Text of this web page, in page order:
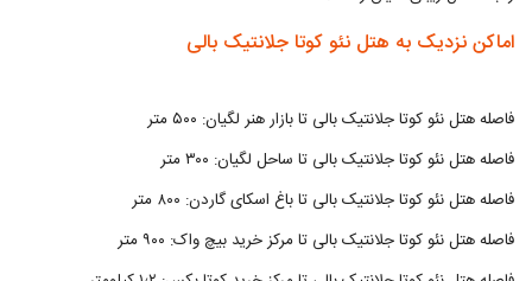
اماکن نزدیک به هتل نئو کوتا جلانتیک بالی
فاصله هتل نئو کوتا جلانتیک بالی تا بازار هنر لگیان: ۵۰۰ متر
فاصله هتل نئو کوتا جلانتیک بالی تا ساحل لگیان: ۳۰۰ متر
فاصله هتل نئو کوتا جلانتیک بالی تا باغ اسکای گاردن: ۸۰۰ متر
فاصله هتل نئو کوتا جلانتیک بالی تا مرکز خرید بیچ واک: ۹۰۰ متر